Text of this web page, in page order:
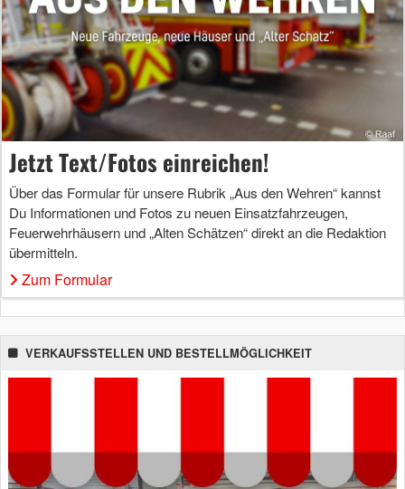
Jetzt Text/Fotos einreichen!
Über das Formular für unsere Rubrik „Aus den Wehren“ kannst
Du Informationen und Fotos zu neuen Einsatzfahrzeugen,
Feuerwehrhäusern und „Alten Schätzen“ direkt an die Redaktion
übermitteln.
Zum Formular
VERKAUFSSTELLEN UND BESTELLMÖGLICHKEIT